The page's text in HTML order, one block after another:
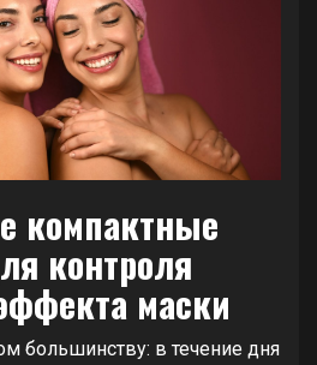
компактные
контроля
маски
большинству: в течение дня